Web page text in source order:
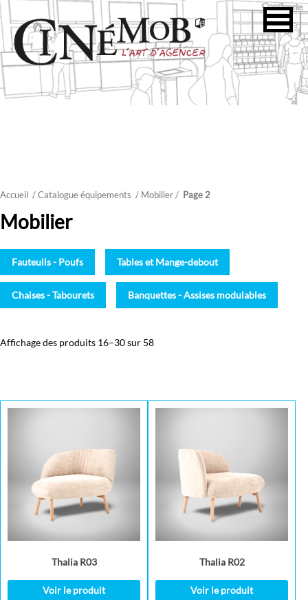
Accueil / Catalogue équipements / Mobilier/ Page 2
Mobilier
Fauteuils - Poufs Tables et Mange-debout
Chaises - Tabourets Banquettes - Assises modulables
Affichage des produits 16–30 sur 58
Thalia R03
Voir le produit
Thalia R02
Voir le produit